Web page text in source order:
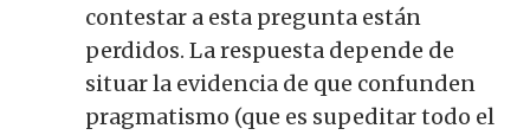
contestar a esta pregunta están
perdidos. La respuesta depende de
situar la evidencia de que confunden
pragmatismo (que es supeditar todo el